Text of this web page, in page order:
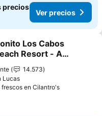
precios
Ver precios
a favoritos
Los Cabos
Resort - All
14.573
Lucas
frescos en Cilantro's